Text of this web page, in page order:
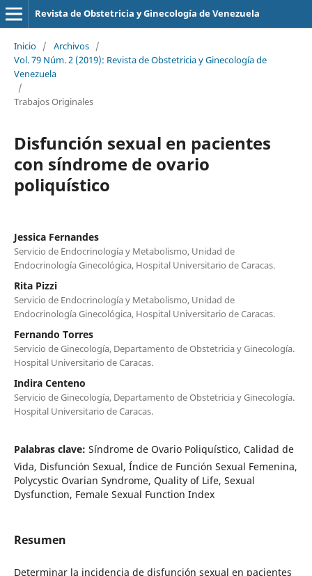
Revista de Obstetricia y Ginecología de Venezuela
Inicio / Archivos /
Vol. 79 Núm. 2 (2019): Revista de Obstetricia y Ginecología de
Venezuela
/
Trabajos Originales
Disfunción sexual en pacientes
con síndrome de ovario
poliquístico
Jessica Fernandes
Servicio de Endocrinología y Metabolismo, Unidad de
Endocrinología Ginecológica, Hospital Universitario de Caracas.
Rita Pizzi
Servicio de Endocrinología y Metabolismo, Unidad de
Endocrinología Ginecológica, Hospital Universitario de Caracas.
Fernando Torres
Servicio de Ginecología, Departamento de Obstetricia y Ginecología.
Hospital Universitario de Caracas.
Indira Centeno
Servicio de Ginecología, Departamento de Obstetricia y Ginecología.
Hospital Universitario de Caracas.
Palabras clave: Síndrome de Ovario Poliquístico, Calidad de
Vida, Disfunción Sexual, Índice de Función Sexual Femenina,
Polycystic Ovarian Syndrome, Quality of Life, Sexual
Dysfunction, Female Sexual Function Index
Resumen
Determinar la incidencia de disfunción sexual en pacientes